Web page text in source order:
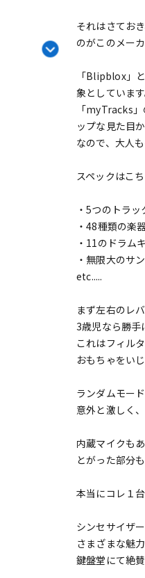
それはさてお
のがこのメー
「Blipblox」
象としています
「myTracks
ップな見た目
なので、大人
スペックはこ
・5つのトラッ
・48種類の楽
・11のドラム
・無限大のサ
etc.....
まず左右のレ
3歳児なら勝手
これはフィル
おもちゃをい
ランダムモー
意外と激しく
内蔵マイクも
とがった部分
本当にコレ１
シンセサイザ
さまざまな魅
鍵盤堂にて絶